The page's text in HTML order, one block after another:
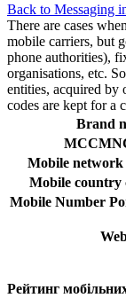
Back to Messaging
There are cases
mobile carriers, but
phone authorities),
organisations, etc.
entities, acquired by
codes are kept for a
Brand
Mobile network
Mobile country
Mobile Number
Рейтинг